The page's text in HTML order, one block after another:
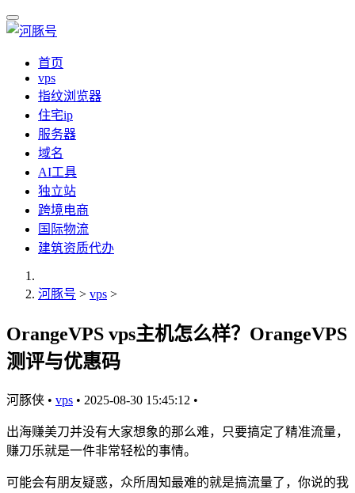
首页
vps
指纹浏览器
住宅ip
服务器
域名
AI工具
独立站
跨境电商
国际物流
建筑资质代办
河豚号 > vps >
OrangeVPS vps主机怎么样？OrangeVPS
测评与优惠码
河豚侠 • vps • 2025-08-30 15:45:12 •
出海赚美刀并没有大家想象的那么难，只要搞定了精准流量，
赚刀乐就是一件非常轻松的事情。
可能会有朋友疑惑，众所周知最难的就是搞流量了，你说的我